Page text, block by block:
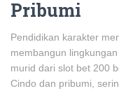
Pribumi
Pendidikan karakter
membangun
murid dari slot bet 200
Cindo dan pribumi,